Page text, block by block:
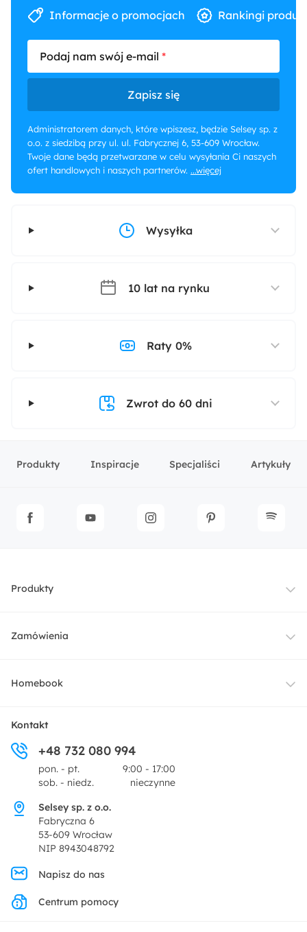
Informacje o promocjach Rankingi
Podaj nam swój e-mail
Zapisz się
Administratorem danych, które wpiszesz, będzie Selsey sp. z
o.o. z siedzibą przy ul. ul. Fabrycznej 6, 53-609 Wrocław.
Twoje dane będą przetwarzane w celu wysyłania Ci naszych
ofert handlowych i naszych partnerów. ...więcej
Wysyłka
10 lat na rynku
Raty 0%
Zwrot do 60 dni
Produkty Inspiracje Specjaliści Artykuły
Produkty
Meble
Dekoracje i akcesoria
Promocje
Zamówienia
Dostawa
Zwroty
Pytania i odpowiedzi
Homebook
O nas
Centrum prasowe
Regulamin
Polityka prywatności
Ustawienia prywatności
Kontakt
+48 732 080 994
pon. - pt.
9:00 - 17:00
sob. - niedz.
nieczynne
Selsey sp. z o.o.
Fabryczna 6
53-609 Wrocław
NIP 8943048792
Napisz do nas
Centrum pomocy